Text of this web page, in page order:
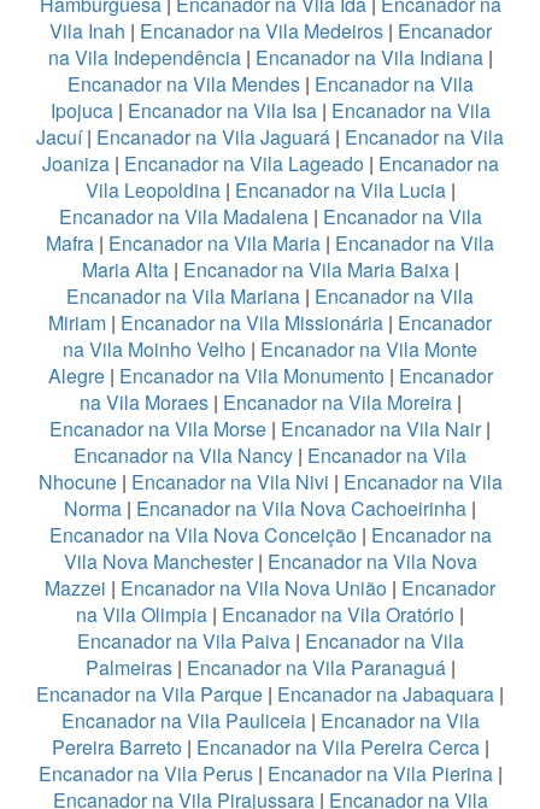
Vila Inah | Encanador na Vila Medeiros| Encanador
na Vila Independência| Encanador na Vila Indiana|
Encanador na Vila Mendes| Encanador na Vila
Ipojuca| Encanador na Vila Isa| Encanador na Vila
Jacuí| Encanador na Vila Jaguará | Encanador na Vila
Joaniza| Encanador na Vila Lageado| Encanador na
Vila Leopoldina| Encanador na Vila Lucia|
Encanador na Vila Madalena| Encanador na Vila
Mafra | Encanador na Vila Maria | Encanador na Vila
Maria Alta| Encanador na Vila Maria Baixa|
Encanador na Vila Mariana | Encanador na Vila
Miriam | Encanador na Vila Missionária | Encanador
na Vila Moinho Velho | Encanador na Vila Monte
Alegre| Encanador na Vila Monumento| Encanador
na Vila Moraes| Encanador na Vila Moreira|
Encanador na Vila Morse | Encanador na Vila Nair|
Encanador na Vila Nancy | Encanador na Vila
Nhocune| Encanador na Vila Nivi | Encanador na Vila
Norma | Encanador na Vila Nova Cachoeirinha |
Encanador na Vila Nova Conceição| Encanador na
Vila Nova Manchester| Encanador na Vila Nova
Mazzei | Encanador na Vila Nova União | Encanador
na Vila Olimpia | Encanador na Vila Oratório |
Encanador na Vila Paiva| Encanador na Vila
Palmeiras| Encanador na Vila Paranaguá|
Encanador na Vila Parque | Encanador na Jabaquara |
Encanador na Vila Pauliceia| Encanador na Vila
Pereira Barreto| Encanador na Vila Pereira Cerca|
Encanador na Vila Perus| Encanador na Vila Pierina|
Encanador na Vila Pirajussara| Encanador na Vila